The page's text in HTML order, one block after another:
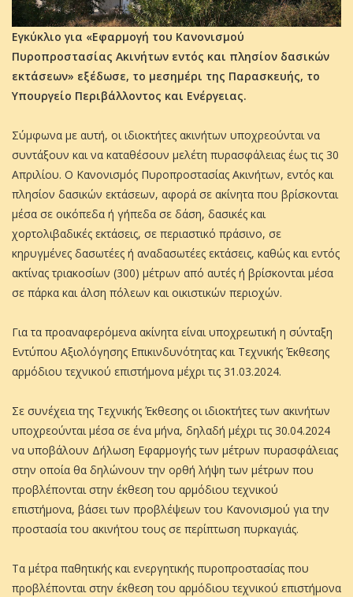
Εγκύκλιο για «Εφαρμογή του Κανονισμού
Πυροπροστασίας Ακινήτων εντός και πλησίον δασικών
εκτάσεων» εξέδωσε, το μεσημέρι της Παρασκευής, το
Υπουργείο Περιβάλλοντος και Ενέργειας.
Σύμφωνα με αυτή, οι ιδιοκτήτες ακινήτων υποχρεούνται να
συντάξουν και να καταθέσουν μελέτη πυρασφάλειας έως τις 30
Απριλίου. Ο Κανονισμός Πυροπροστασίας Ακινήτων, εντός και
πλησίον δασικών εκτάσεων, αφορά σε ακίνητα που βρίσκονται
μέσα σε οικόπεδα ή γήπεδα σε δάση, δασικές και
χορτολιβαδικές εκτάσεις, σε περιαστικό πράσινο, σε
κηρυγµένες δασωτέες ή αναδασωτέες εκτάσεις, καθώς και εντός
ακτίνας τριακοσίων (300) µέτρων από αυτές ή βρίσκονται µέσα
σε πάρκα και άλση πόλεων και οικιστικών περιοχών.
Για τα προαναφερόμενα ακίνητα είναι υποχρεωτική η σύνταξη
Εντύπου Αξιολόγησης Επικινδυνότητας και Τεχνικής Έκθεσης
αρμόδιου τεχνικού επιστήμονα μέχρι τις 31.03.2024.
Σε συνέχεια της Τεχνικής Έκθεσης οι ιδιοκτήτες των ακινήτων
υποχρεούνται μέσα σε ένα μήνα, δηλαδή μέχρι τις 30.04.2024
να υποβάλουν Δήλωση Εφαρμογής των μέτρων πυρασφάλειας
στην οποία θα δηλώνουν την ορθή λήψη των μέτρων που
προβλέπονται στην έκθεση του αρμόδιου τεχνικού
επιστήμονα, βάσει των προβλέψεων του Κανονισμού για την
προστασία του ακινήτου τους σε περίπτωση πυρκαγιάς.
Τα μέτρα παθητικής και ενεργητικής πυροπροστασίας που
προβλέπονται στην έκθεση του αρμόδιου τεχνικού επιστήμονα